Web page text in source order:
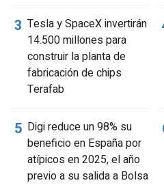
Tesla y SpaceX invertirán
14.500 millones para
construir la planta de
fabricación de chips
Terafab
Digi reduce un 98% su
beneficio en España por
atípicos en 2025, el año
previo a su salida a Bolsa